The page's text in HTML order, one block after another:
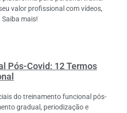
valor profissional com vídeos,
mais!
Pós-Covid: 12 Termos
do treinamento funcional pós-
gradual, periodização e